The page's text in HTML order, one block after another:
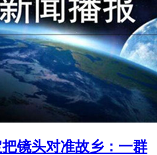
镜头对准故乡：一群